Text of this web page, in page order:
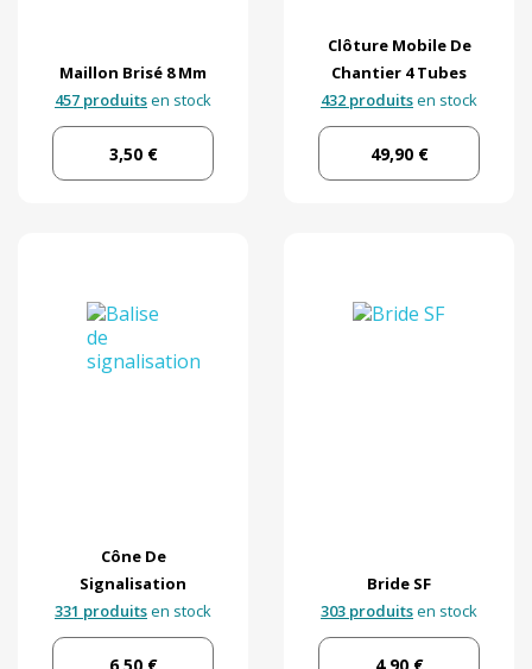
Maillon Brisé 8 Mm
457 produitsen stock
3,50 €
Clôture Mobile De
Chantier 4 Tubes
432 produitsen stock
49,90 €
Cône De
Signalisation
331 produitsen stock
6,50 €
Bride SF
303 produitsen stock
4,90 €